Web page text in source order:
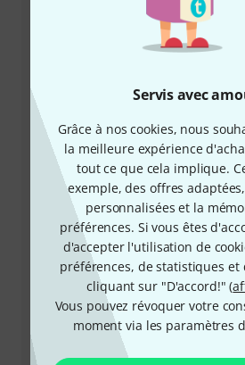
Servis avec
Grâce à nos cookies, nous
la meilleure expérience
tout ce que cela implique.
exemple, des offres
personnalisées et la
préférences. Si vous êtes
d'accepter l'utilisation de
préférences, de statistiques et
cliquant sur "D'accord!" (
Vous pouvez révoquer votre
moment via les paramètres
+33-176548596
Notre service client est à votre
répondre à toutes vos questions
d'éventuels problèmes après
Préparer le numéro client
Horaires d'ouverture (CEST -
d'été d'Europe centrale)